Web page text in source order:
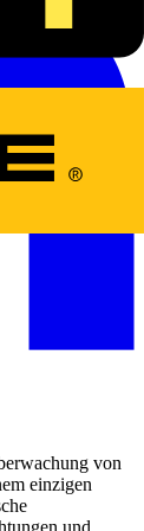
von
einzigen